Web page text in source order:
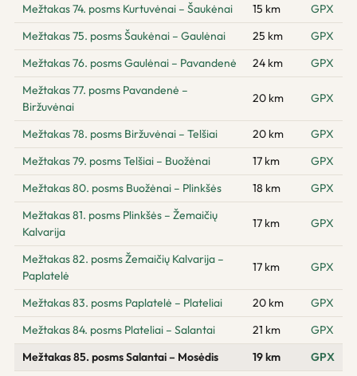
Mežtakas 74. posms Kurtuvėnai – Šaukėnai
15 km
GPX
Mežtakas 75. posms Šaukėnai – Gaulėnai
25 km
GPX
Mežtakas 76. posms Gaulėnai – Pavandenė
24 km
GPX
Mežtakas 77. posms Pavandenė –
Biržuvėnai
20 km GPX
Mežtakas 78. posms Biržuvėnai – Telšiai 20 km
GPX
Mežtakas 79. posms Telšiai – Buožėnai
17 km
GPX
Mežtakas 80. posms Buožėnai – Plinkšės
18 km
GPX
Mežtakas 81. posms Plinkšės – Žemaičių
Kalvarija
17 km GPX
Mežtakas 82. posms Žemaičių Kalvarija –
Paplatelė
17 km GPX
Mežtakas 83. posms Paplatelė – Plateliai 20 km
GPX
Mežtakas 84. posms Plateliai – Salantai
21 km
GPX
Mežtakas 85. posms Salantai – Mosėdis
19 km
GPX